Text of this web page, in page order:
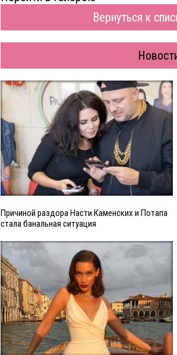
Вернуться к
Причиной раздора Насти Каменских и Потапа
стала банальная ситуация